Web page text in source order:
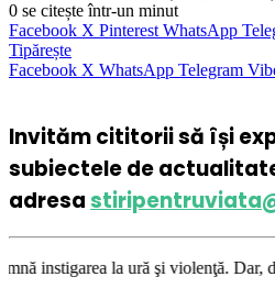
0 se citește într-un minut
Facebook X Pinterest WhatsApp
Tipărește
Facebook X WhatsApp Telegram
Invităm cititorii să își
subiectele de
adresa
la ură şi violenţă. Dar, după cum